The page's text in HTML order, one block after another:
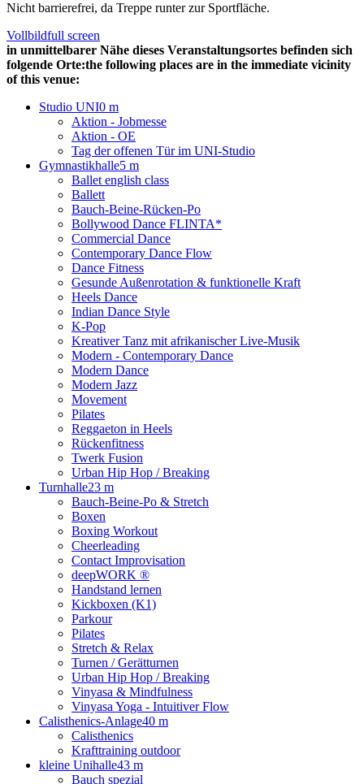
Nicht barrierefrei, da Treppe runter zur Sportfläche.
Vollbildfull screen
in unmittelbarer Nähe dieses Veranstaltungsortes befinden sich
folgende Orte:the following places are in the immediate vicinity
of this venue:
Studio UNI0 m
Aktion - Jobmesse
Aktion - OE
Tag der offenen Tür im UNI-Studio
Gymnastikhalle5 m
Ballet english class
Ballett
Bauch-Beine-Rücken-Po
Bollywood Dance FLINTA*
Commercial Dance
Contemporary Dance Flow
Dance Fitness
Gesunde Außenrotation & funktionelle Kraft
Heels Dance
Indian Dance Style
K-Pop
Kreativer Tanz mit afrikanischer Live-Musik
Modern - Contemporary Dance
Modern Dance
Modern Jazz
Movement
Pilates
Reggaeton in Heels
Rückenfitness
Twerk Fusion
Urban Hip Hop / Breaking
Turnhalle23 m
Bauch-Beine-Po & Stretch
Boxen
Boxing Workout
Cheerleading
Contact Improvisation
deepWORK ®
Handstand lernen
Kickboxen (K1)
Parkour
Pilates
Stretch & Relax
Turnen / Gerätturnen
Urban Hip Hop / Breaking
Vinyasa & Mindfulness
Vinyasa Yoga - Intuitiver Flow
Calisthenics-Anlage40 m
Calisthenics
Krafttraining outdoor
kleine Unihalle43 m
Bauch spezial